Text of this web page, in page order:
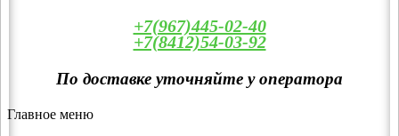
+7(967)445-02-40
+7(8412)54-03-92
По доставке уточняйте у оператора
Главное меню